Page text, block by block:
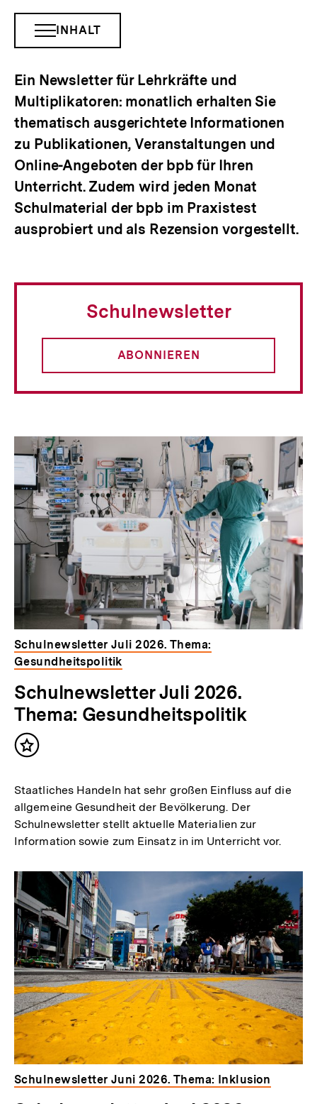
INHALTSNAVIGATION
INHALT
Ein Newsletter für Lehrkräfte und
Multiplikatoren: monatlich erhalten Sie
thematisch ausgerichtete Informationen
zu Publikationen, Veranstaltungen und
Online-Angeboten der bpb für Ihren
Unterricht. Zudem wird jeden Monat
Schulmaterial der bpb im Praxistest
ausprobiert und als Rezension vorgestellt.
Schulnewsletter
ABONNIEREN
Schulnewsletter Juli 2026. Thema:
Gesundheitspolitik
Schulnewsletter Juli 2026.
Thema: Gesundheitspolitik
Inhalt
Staatliches Handeln hat sehr großen Einfluss auf die
allgemeine Gesundheit der Bevölkerung. Der
Schulnewsletter stellt aktuelle Materialien zur
Information sowie zum Einsatz in im Unterricht vor.
Schulnewsletter Juni 2026. Thema: Inklusion